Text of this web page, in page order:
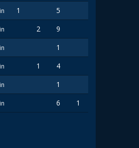
1
5
2
9
1
1
4
1
6
1